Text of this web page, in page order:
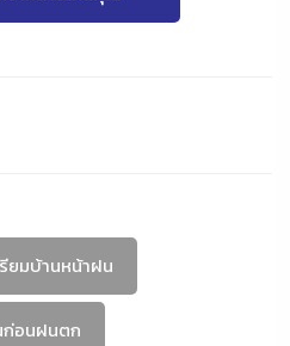
ยมบ้านหน้าฝน
อนฝนตก